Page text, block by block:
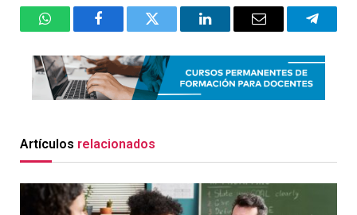
WhatsAppFacebookTwitter LinkedInEmail
Artículos relacionados